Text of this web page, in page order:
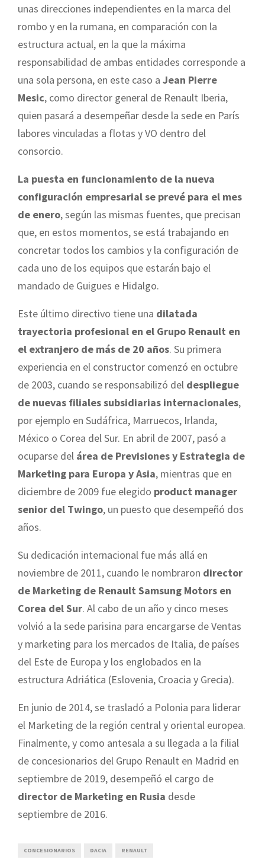
unas direcciones independientes en la marca del
rombo y en la rumana, en comparación con la
estructura actual, en la que la máxima
responsabilidad de ambas entidades corresponde a
una sola persona, en este caso a Jean Pierre
Mesic, como director general de Renault Iberia,
quien pasará a desempeñar desde la sede en París
labores vinculadas a flotas y VO dentro del
consorcio.
La puesta en funcionamiento de la nueva
configuración empresarial se prevé para el mes
de enero, según las mismas fuentes, que precisan
que, en estos momentos, se está trabajando en
concretar todos los cambios y la configuración de
cada uno de los equipos que estarán bajo el
mandado de Guigues e Hidalgo.
Este último directivo tiene una dilatada
trayectoria profesional en el Grupo Renault en
el extranjero de más de 20 años. Su primera
experiencia en el constructor comenzó en octubre
de 2003, cuando se responsabilizó del despliegue
de nuevas filiales subsidiarias internacionales,
por ejemplo en Sudáfrica, Marruecos, Irlanda,
México o Corea del Sur. En abril de 2007, pasó a
ocuparse del área de Previsiones y Estrategia de
Marketing para Europa y Asia, mientras que en
diciembre de 2009 fue elegido product manager
senior del Twingo, un puesto que desempeñó dos
años.
Su dedicación internacional fue más allá en
noviembre de 2011, cuando le nombraron director
de Marketing de Renault Samsung Motors en
Corea del Sur. Al cabo de un año y cinco meses
volvió a la sede parisina para encargarse de Ventas
y marketing para los mercados de Italia, de países
del Este de Europa y los englobados en la
estructura Adriática (Eslovenia, Croacia y Grecia).
En junio de 2014, se trasladó a Polonia para liderar
el Marketing de la región central y oriental europea.
Finalmente, y como antesala a su llegada a la filial
de concesionarios del Grupo Renault en Madrid en
septiembre de 2019, desempeñó el cargo de
director de Marketing en Rusia desde
septiembre de 2016.
CONCESIONARIOS DACIA RENAULT